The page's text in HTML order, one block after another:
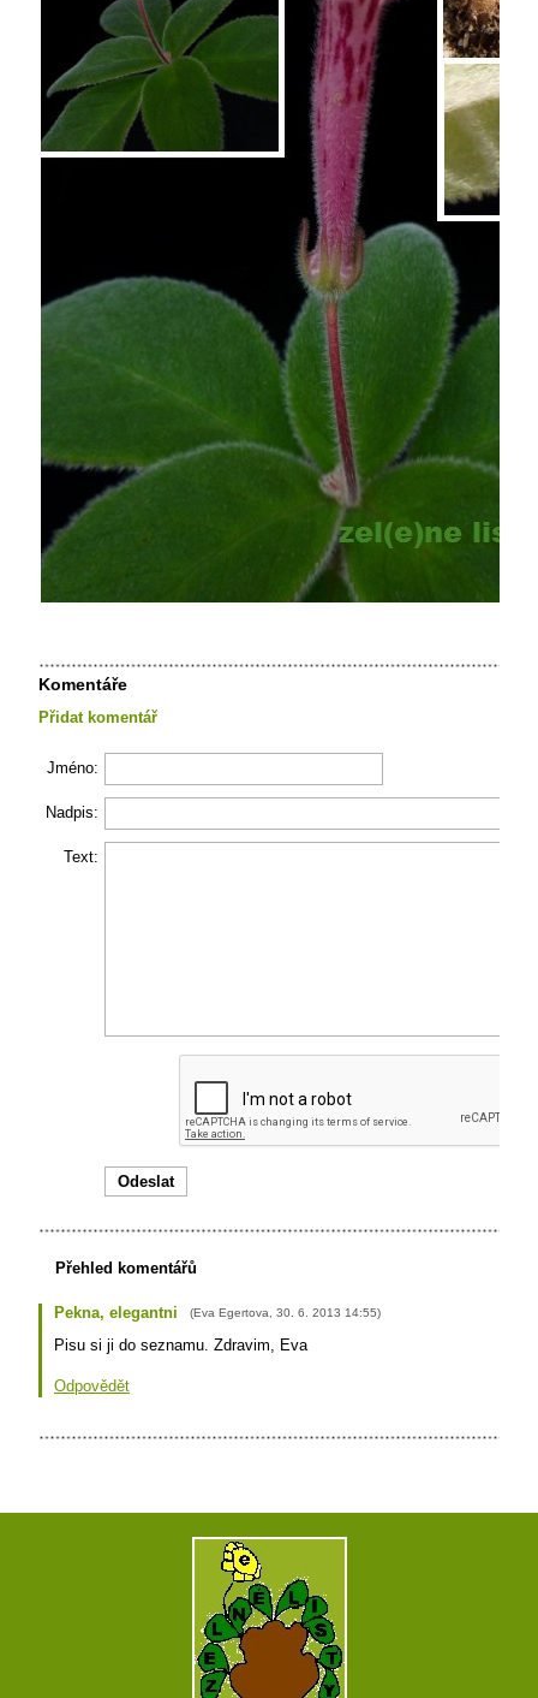
Komentáře
Přidat komentář
Jméno:
Nadpis:
Text:
Přehled komentářů
Pekna, elegantni (Eva Egertova 30. 6. 2013 14:55)
Pisu si ji do seznamu. Zdravim, Eva
Odpovědět